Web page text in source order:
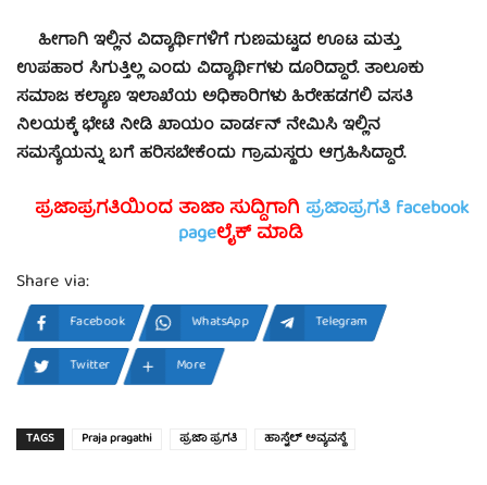
ಹೀಗಾಗಿ ಇಲ್ಲಿನ ವಿದ್ಯಾರ್ಥಿಗಳಿಗೆ ಗುಣಮಟ್ಟದ ಊಟ ಮತ್ತು
ಉಪಹಾರ ಸಿಗುತ್ತಿಲ್ಲ ಎಂದು ವಿದ್ಯಾರ್ಥಿಗಳು ದೂರಿದ್ದಾರೆ. ತಾಲೂಕು
ಸಮಾಜ ಕಲ್ಯಾಣ ಇಲಾಖೆಯ ಅಧಿಕಾರಿಗಳು ಹಿರೇಹಡಗಲಿ ವಸತಿ
ನಿಲಯಕ್ಕೆ ಭೇಟಿ ನೀಡಿ ಖಾಯಂ ವಾರ್ಡನ್ ನೇಮಿಸಿ ಇಲ್ಲಿನ
ಸಮಸ್ಯೆಯನ್ನು ಬಗೆ ಹರಿಸಬೇಕೆಂದು ಗ್ರಾಮಸ್ಥರು ಆಗ್ರಹಿಸಿದ್ದಾರೆ.
ಪ್ರಜಾಪ್ರಗತಿಯಿಂದ ತಾಜಾ ಸುದ್ದಿಗಾಗಿ ಪ್ರಜಾಪ್ರಗತಿ facebook
pageಲೈಕ್ ಮಾಡಿ
Share via:
Facebook WhatsApp
Telegram
Twitter
More
TAGS Praja pragathi ಪ್ರಜಾ ಪ್ರಗತಿ ಹಾಸ್ಟೆಲ್ ಅವ್ಯವಸ್ಥೆ